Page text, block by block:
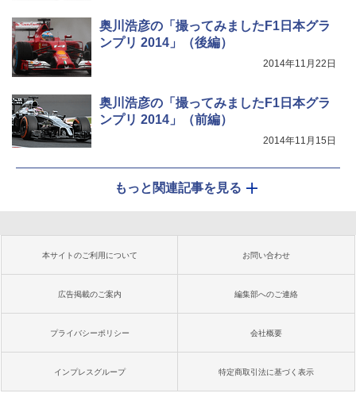
奥川浩彦の「撮ってみましたF1日本グラ
ンプリ 2014」（後編）
2014年11月22日
奥川浩彦の「撮ってみましたF1日本グラ
ンプリ 2014」（前編）
2014年11月15日
もっと関連記事を見る
本サイトのご利用について お問い合わせ
広告掲載のご案内 編集部へのご連絡
プライバシーポリシー 会社概要
インプレスグループ 特定商取引法に基づく表示